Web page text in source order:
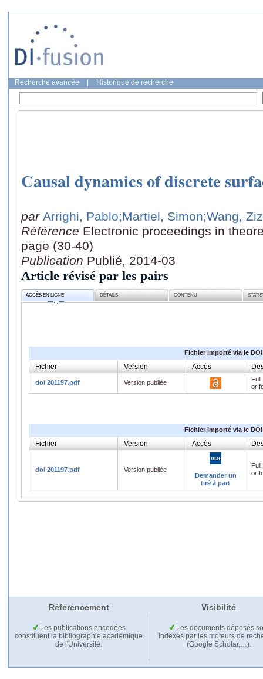
Recherche avancée Historique de recherche
Causal dynamics of discrete
par Arrighi, Pablo;Martiel, Simon;Wang,
Référence Electronic proceedings in
page (30-40)
Publication Publié, 2014-03
Article révisé par les pairs
ACCÈS EN LIGNE DÉTAILS CONTENU
Fichier importé via le DOI
Fichier Version Accès
doi 201197.pdf Version publiée
or
Fichier importé via le DOI
Fichier Version Accès
doi 201197.pdf
Version publiée
Demander un
tiré à part
or
Référencement Visibilité
Les publications encodées
constituent la bibliographie académique
de l'Université.
Les documents déposés
indexés par les moteurs de
(Google Scholar,…).